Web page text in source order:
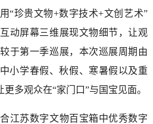
“珍贵文物+数字技术+文创艺术”
动屏幕三维展现文物细节，让观
于第一季巡展，本次巡展周期由
小学春假、秋假、寒暑假以及重
多观众在“家门口”与国宝见面。
江苏数字文物百宝箱中优秀数字